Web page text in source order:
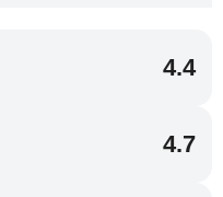
4.4
4.7